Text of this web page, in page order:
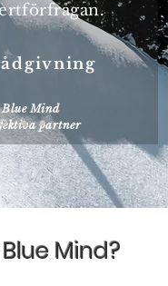
Mind
partner
Mind?